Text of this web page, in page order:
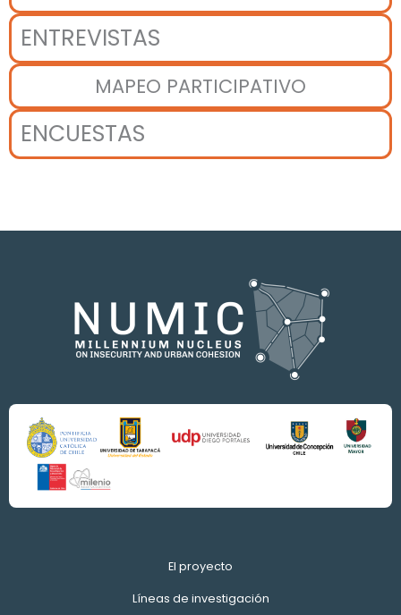
ENTREVISTAS
MAPEO PARTICIPATIVO
ENCUESTAS
El proyecto
Líneas de investigación